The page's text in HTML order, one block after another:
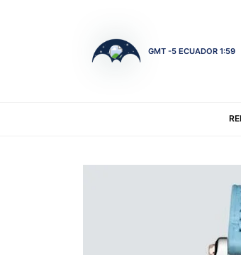
GMT -5 ECUADOR 1:59